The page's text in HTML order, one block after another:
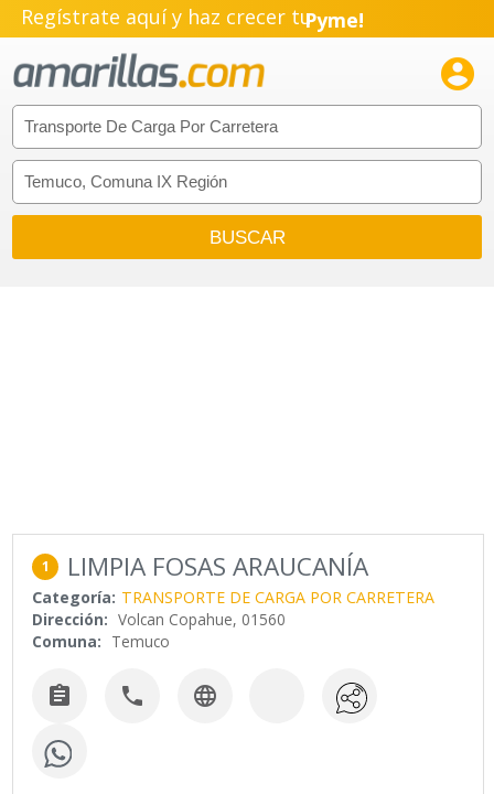
Regístrate aquí y haz crecer tuPyme!
Emprendimiento!

1 LIMPIA FOSAS ARAUCANÍA
Categoría: TRANSPORTE DE CARGA POR CARRETERA
Dirección: Volcan Copahue, 01560
Comuna: Temuco
  